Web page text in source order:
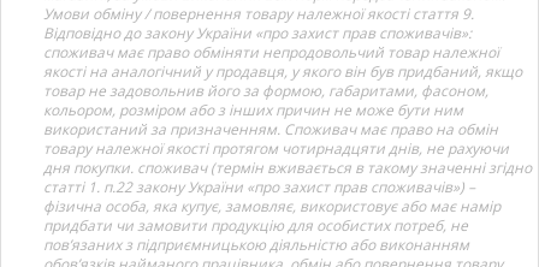
Умови обміну / повернення товару належної якості стаття 9.
Відповідно до закону України «про захист прав споживачів»:
споживач має право обміняти непродовольчий товар належної
якості на аналогічний у продавця, у якого він був придбаний, якщо
товар не задовольнив його за формою, габаритами, фасоном,
кольором, розміром або з інших причин не може бути ним
використаний за призначенням. Споживач має право на обмін
товару належної якості протягом чотирнадцяти днів, не рахуючи
дня покупки. споживач (термін вживається в такому значенні згідно
статті 1. п.22 закону України «про захист прав споживачів») –
фізична особа, яка купує, замовляє, використовує або має намір
придбати чи замовити продукцію для особистих потреб, не
пов’язаних з підприємницькою діяльністю або виконанням